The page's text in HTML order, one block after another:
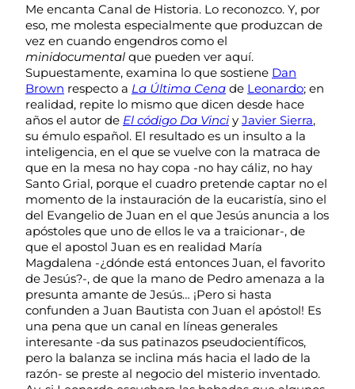
Me encanta Canal de Historia. Lo reconozco. Y, por
eso, me molesta especialmente que produzcan de
vez en cuando engendros como el
minidocumental que pueden ver aquí.
Supuestamente, examina lo que sostiene Dan
Brown respecto a La Última Cena de Leonardo; en
realidad, repite lo mismo que dicen desde hace
años el autor de El código Da Vinci y Javier Sierra,
su émulo español. El resultado es un insulto a la
inteligencia, en el que se vuelve con la matraca de
que en la mesa no hay copa -no hay cáliz, no hay
Santo Grial, porque el cuadro pretende captar no el
momento de la instauración de la eucaristía, sino el
del Evangelio de Juan en el que Jesús anuncia a los
apóstoles que uno de ellos le va a traicionar-, de
que el apostol Juan es en realidad María
Magdalena -¿dónde está entonces Juan, el favorito
de Jesús?-, de que la mano de Pedro amenaza a la
presunta amante de Jesús… ¡Pero si hasta
confunden a Juan Bautista con Juan el apóstol! Es
una pena que un canal en líneas generales
interesante -da sus patinazos pseudocientíficos,
pero la balanza se inclina más hacia el lado de la
razón- se preste al negocio del misterio inventado.